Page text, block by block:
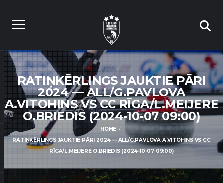
RATIŅKĒRLINGS JAUKTIE PĀRI
2024 — ALL/G.PAVLOVA
A.VITOHINS VS CC RĪGA/L.MEIJERE
O.BRIEDIS (2024-10-07 09:00)
HOME
RATIŅKĒRLINGS JAUKTIE PĀRI 2024 — ALL/G.PAVLOVA A.VITOHINS VS CC
RĪGA/L.MEIJERE O.BRIEDIS (2024-10-07 09:00)